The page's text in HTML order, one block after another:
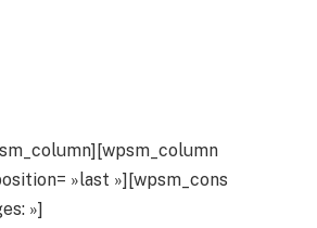
»last »][wpsm_cons
»]